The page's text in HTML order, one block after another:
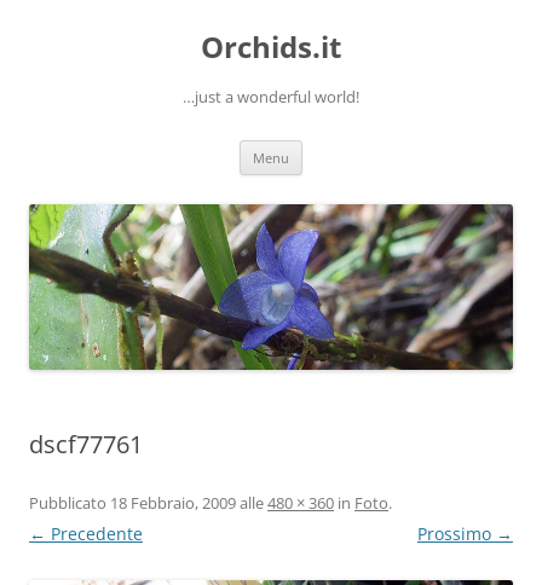
Orchids.it
…just a wonderful world!
Menu
dscf77761
Pubblicato 18 Febbraio, 2009alle480 × 360 in Foto.
← Precedente Prossimo →